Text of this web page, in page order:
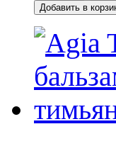
Добавить в